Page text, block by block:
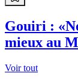
Gouiri :
mieux au
Voir tout